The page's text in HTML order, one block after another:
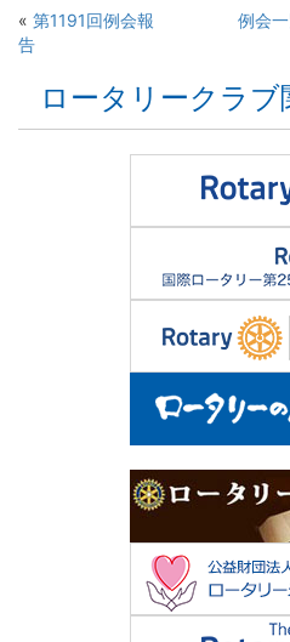
« 第1191回例会報
告
例会
ロータリークラブ